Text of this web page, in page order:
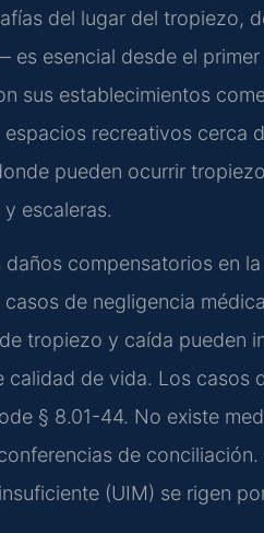
del lugar del tropiezo,
esencial desde el
sus establecimientos
recreativos cerca
pueden ocurrir
escaleras.
compensatorios en
de negligencia
tropiezo y caída pueden
de vida. Los casos
§ 8.01-44. No existe
de
(UIM) se rigen